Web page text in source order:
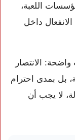
اللعبة،
داخل
الانتصار
بل بمدى احترام
لا يجب أن